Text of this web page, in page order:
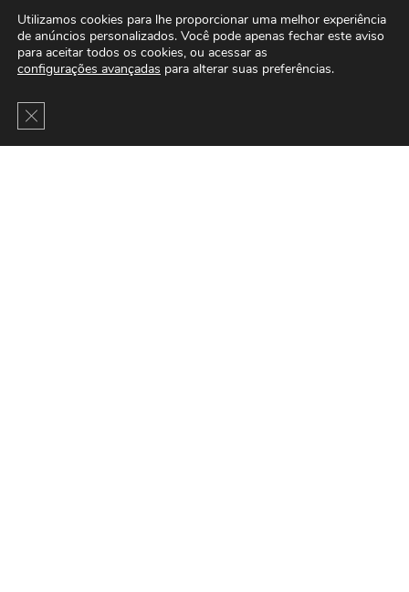
Utilizamos cookies para lhe proporcionar uma melhor experiência
de anúncios personalizados. Você pode apenas fechar este aviso
para aceitar todos os cookies, ou acessar as
configurações avançadas para alterar suas preferências.
Close GDPR Cookie Banner